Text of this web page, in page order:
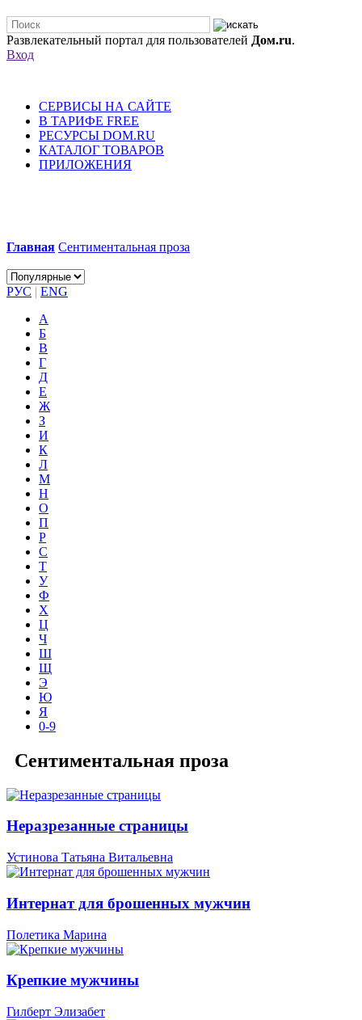
Развлекательный портал для пользователей Дом.ru.
Вход
СЕРВИСЫ НА САЙТЕ
В ТАРИФЕ FREE
РЕСУРСЫ DOM.RU
КАТАЛОГ ТОВАРОВ
ПРИЛОЖЕНИЯ
Главная Сентиментальная проза
РУС | ENG
А
Б
В
Г
Д
Е
Ж
З
И
К
Л
М
Н
О
П
Р
С
Т
У
Ф
Х
Ц
Ч
Ш
Щ
Э
Ю
Я
0-9
Сентиментальная проза
Неразрезанные страницы
Устинова Татьяна Витальевна
Интернат для брошенных мужчин
Полетика Марина
Крепкие мужчины
Гилберт Элизабет